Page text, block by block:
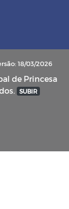
18/03/2026
de Princesa
SUBIR